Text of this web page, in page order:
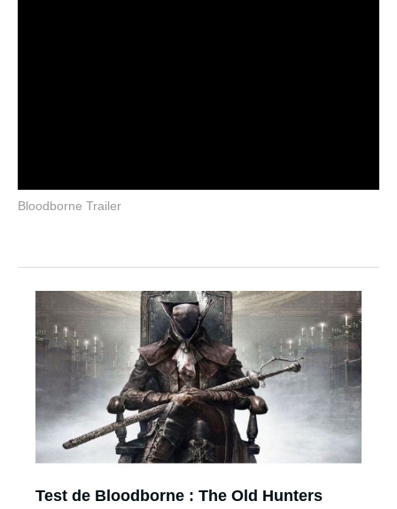
Bloodborne Trailer
Test de Bloodborne : The Old Hunters